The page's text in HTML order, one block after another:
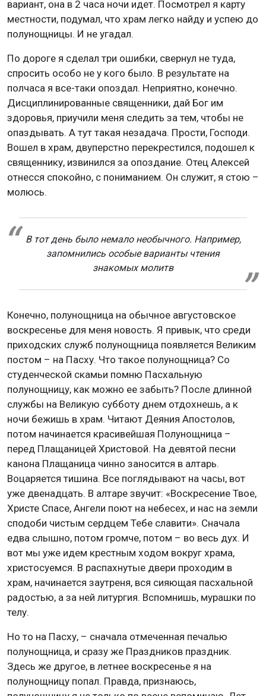
вариант, она в 2 часа ночи идет. Посмотрел я карту
местности, подумал, что храм легко найду и успею до
полунощницы. И не угадал.
По дороге я сделал три ошибки, свернул не туда,
спросить особо не у кого было. В результате на
полчаса я все-таки опоздал. Неприятно, конечно.
Дисциплинированные священники, дай Бог им
здоровья, приучили меня следить за тем, чтобы не
опаздывать. А тут такая незадача. Прости, Господи.
Вошел в храм, двуперстно перекрестился, подошел к
священнику, извинился за опоздание. Отец Алексей
отнесся спокойно, с пониманием. Он служит, я стою –
молюсь.
В тот день было немало необычного. Например,
запомнились особые варианты чтения
знакомых молитв
Конечно, полунощница на обычное августовское
воскресенье для меня новость. Я привык, что среди
приходских служб полунощница появляется Великим
постом – на Пасху. Что такое полунощница? Со
студенческой скамьи помню Пасхальную
полунощницу, как можно ее забыть? После длинной
службы на Великую субботу днем отдохнешь, а к
ночи бежишь в храм. Читают Деяния Апостолов,
потом начинается красивейшая Полунощница –
перед Плащаницей Христовой. На девятой песни
канона Плащаница чинно заносится в алтарь.
Воцаряется тишина. Все поглядывают на часы, вот
уже двенадцать. В алтаре звучит: «Воскресение Твое,
Христе Спасе, Ангели поют на небесех, и нас на земли
сподоби чистым сердцем Тебе славити». Сначала
едва слышно, потом громче, потом – во весь дух. И
вот мы уже идем крестным ходом вокруг храма,
христосуемся. В распахнутые двери проходим в
храм, начинается заутреня, вся сияющая пасхальной
радостью, а за ней литургия. Вспомнишь, мурашки по
телу.
Но то на Пасху, – сначала отмеченная печалью
полунощница, и сразу же Праздников праздник.
Здесь же другое, в летнее воскресенье я на
полунощницу попал. Правда, признаюсь,